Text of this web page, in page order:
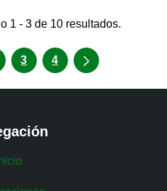
en sus ratos
montañero
1 - 3 de 10 resultados.
3 4